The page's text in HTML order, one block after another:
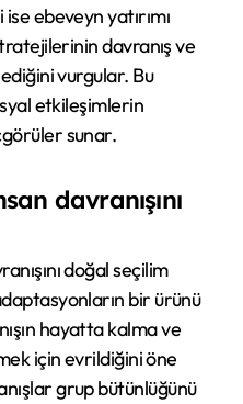
ebeveyn yatırımı
davranış ve
vurgular. Bu
etkileşimlerin
sunar.
davranışını
doğal seçilim
bir ürünü
hayatta kalma ve
için evrildiğini öne
grup bütünlüğünü